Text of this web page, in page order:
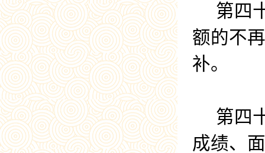
第四
额的不
补。
第四
成绩、